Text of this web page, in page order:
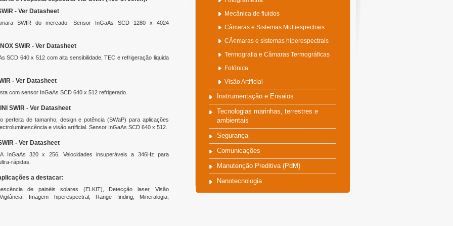
- Ver Datasheet
SWIR do mercado. Sensor InGaAs SCD 1280 x 4024
SWIR - Ver Datasheet
SCD 640 x 512 com alta sensibilidade, TEC e refrigeração liquida
- Ver Datasheet
com sensor InGaAs SCD 640 x 512 refrigerado.
SWIR - Ver Datasheet
perfeita de tamanho, design e potência (SWaP) para aplicações
e visão artificial. Sensor InGaAs SCD 640 x 512.
- Ver Datasheet
InGaAs 320 x 256. Velocidades insuperáveis a 346Hz para
rápidas.
a destacar:
de painéis solares (ELKIT), Detecção laser, Visão
Imagem hiperespectral, Range finding, Mineralogia,
Mecânica de fluidos
Câmaras e Sistemas Multiespectrais
CÃ¢maras e sistemas hiperespectrais
Termografia e Câmaras Termográficas
Fotónica
Visão Artificial
Instrumentação e Ensaios
Tecnologias marinhas, terrestres e
ambientais
Segurança
Comunicações
Manutenção Preditiva (PdM)
Nanotecnologia